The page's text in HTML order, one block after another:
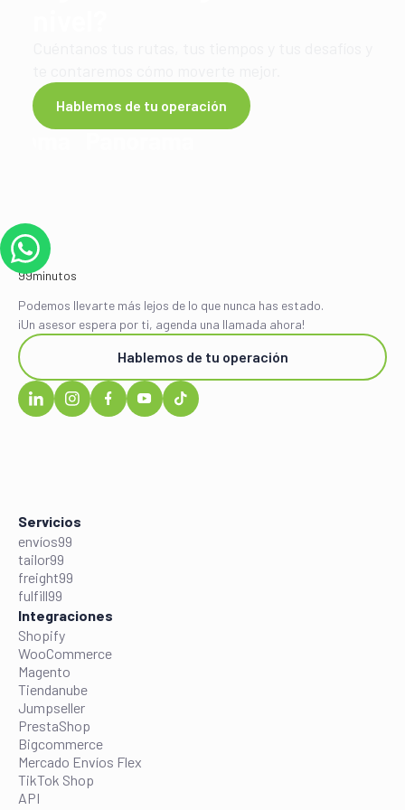
Hablemos de tu operación
Podemos llevarte más lejos de lo que nunca has estado.
¡Un asesor espera por ti, agenda una llamada ahora!
Hablemos de tu operación
Servicios
envíos99
tailor99
freight99
fulfill99
Integraciones
Shopify
WooCommerce
Magento
Tiendanube
Jumpseller
PrestaShop
Bigcommerce
Mercado Envíos Flex
TikTok Shop
API